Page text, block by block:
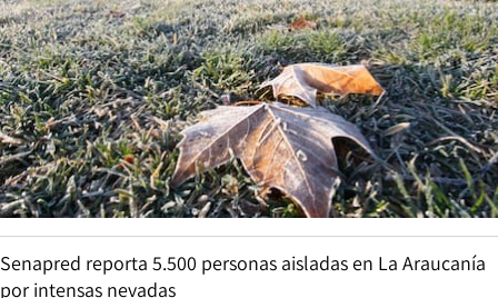
Senapred reporta 5.500 personas aisladas en La Araucanía
por intensas nevadas